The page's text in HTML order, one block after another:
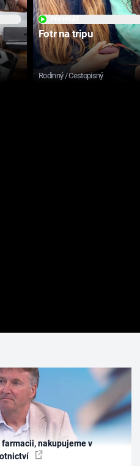
Fotr na tripu
Rodinný / Cestopisný
nakupujeme v